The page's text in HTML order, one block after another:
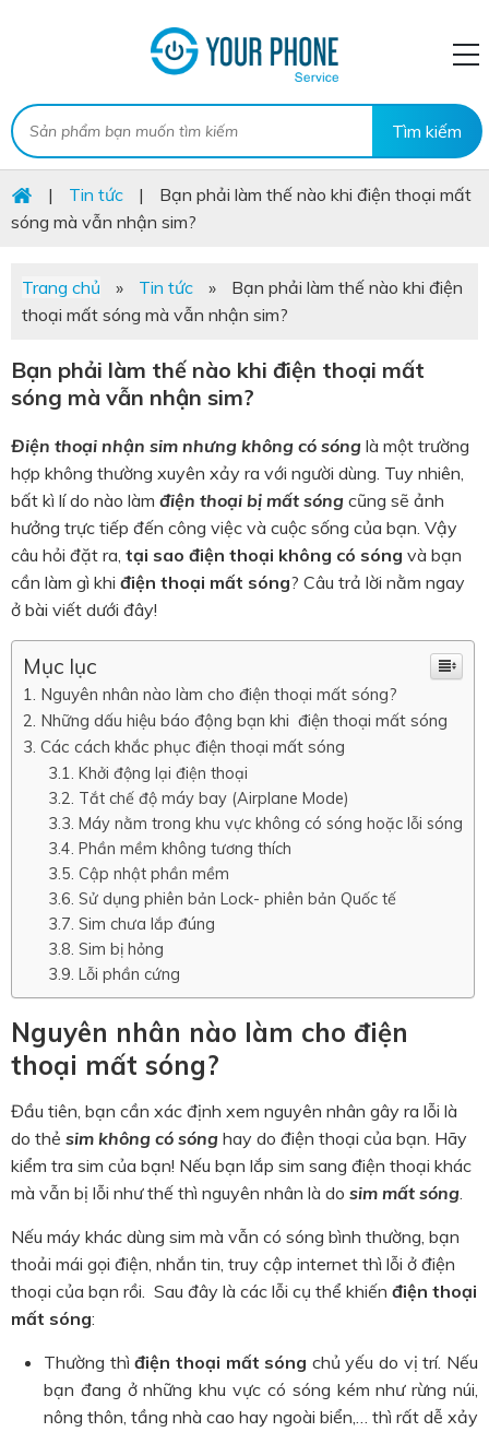
| Tin tức |
Bạn phải làm thế nào khi điện thoại mất
sóng mà vẫn nhận sim?
Trang chủ » Tin tức »
Bạn phải làm thế nào khi điện
thoại mất sóng mà vẫn nhận sim?
Bạn phải làm thế nào khi điện thoại mất
sóng mà vẫn nhận sim?
Điện thoại nhận sim nhưng không có sóng là một trường
hợp không thường xuyên xảy ra với người dùng. Tuy nhiên,
bất kì lí do nào làm điện thoại bị mất sóng cũng sẽ ảnh
hưởng trực tiếp đến công việc và cuộc sống của bạn. Vậy
câu hỏi đặt ra, tại sao điện thoại không có sóng và bạn
cần làm gì khi điện thoại mất sóng? Câu trả lời nằm ngay
ở bài viết dưới đây!
Mục lục
Nguyên nhân nào làm cho điện thoại mất sóng?
Những dấu hiệu báo động bạn khi điện thoại mất sóng
Các cách khắc phục điện thoại mất sóng
Khởi động lại điện thoại
Tắt chế độ máy bay (Airplane Mode)
Máy nằm trong khu vực không có sóng hoặc lỗi sóng
Phần mềm không tương thích
Cập nhật phần mềm
Sử dụng phiên bản Lock- phiên bản Quốc tế
Sim chưa lắp đúng
Sim bị hỏng
Lỗi phần cứng
Nguyên nhân nào làm cho điện
thoại mất sóng?
Đầu tiên, bạn cần xác định xem nguyên nhân gây ra lỗi là
do thẻ sim không có sóng hay do điện thoại của bạn. Hãy
kiểm tra sim của bạn! Nếu bạn lắp sim sang điện thoại khác
mà vẫn bị lỗi như thế thì nguyên nhân là do sim mất sóng.
Nếu máy khác dùng sim mà vẫn có sóng bình thường, bạn
thoải mái gọi điện, nhắn tin, truy cập internet thì lỗi ở điện
thoại của bạn rồi. Sau đây là các lỗi cụ thể khiến điện thoại
mất sóng:
Thường thìđiện thoại mất sóng chủ yếu do vị trí. Nếu
bạn đang ở những khu vực có sóng kém như rừng núi,
nông thôn, tầng nhà cao hay ngoài biển,… thì rất dễ xảy